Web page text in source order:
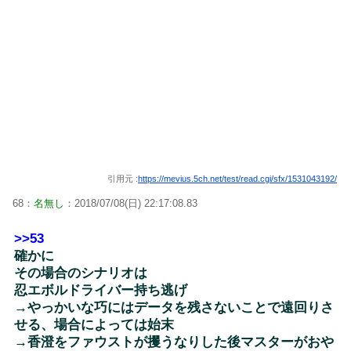
引用元 :https://mevius.5ch.net/test/read.cgi/sfx/1531043192/
68： 名無し ：2018/07/08(日) 22:17:08.83
>>53
確かに
その場合のシナリオは
忍エボルドライバー持ち逃げ
→やっかいな巧にはデータを残さないことで遠回りさ
せる、場合によっては始末
→香澄をファウストが攫うなりした後マスターがおや